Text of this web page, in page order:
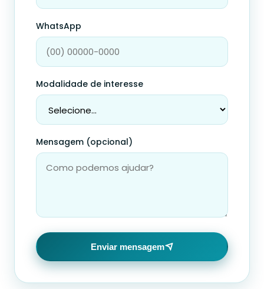
WhatsApp
Modalidade de interesse
Mensagem (opcional)
Enviar mensagem